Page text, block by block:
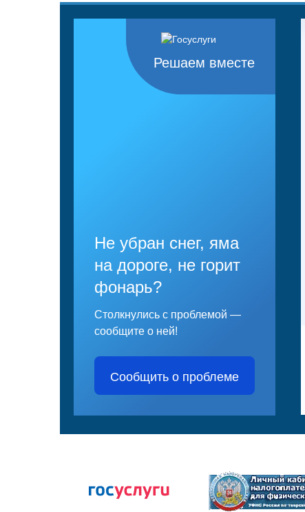
Решаем вместе
Не убран снег, яма
на дороге, не горит
фонарь?
Столкнулись с проблемой —
сообщите о ней!
Сообщить о проблеме